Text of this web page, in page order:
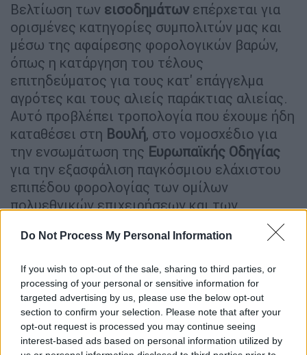
Do Not Process My Personal Information
If you wish to opt-out of the sale, sharing to third parties, or
processing of your personal or sensitive information for
targeted advertising by us, please use the below opt-out
section to confirm your selection. Please note that after your
opt-out request is processed you may continue seeing
interest-based ads based on personal information utilized by
Βελτίωση των εισοδημάτων επέρχεται για
ορισμένες κατηγορίες συμπολιτών μας και
μέσω της αφαίρεσης φορολογικών βαρών,
όπως η κατάργηση του τέλους
επιτηδεύματος για τους κατ' επάγγελμα
αγρότες και τους αλιείς παράκτιας αλιείας.
Αυτό προβλέπει τροπολογία που έχουμε ήδη
καταθέσει στη Βουλή, στο νομοσχέδιο για
την ενσωμάτωση της Ευρωπαϊκής Οδηγίας
για την εξασφάλιση παγκόσμιου ελάχιστου
επιπέδου φορολογίας των ομίλων
πολυεθνικών επιχειρήσεων και των
εγχώριων ομίλων μεγάλης κλίμακας στην ΕΕ.
Η απαλλαγή αφορά τα φορολογικά έτη 2019
να στηρίξουμε αυτές τις επαγγελματικές
ομάδες και μαζί τον πρωτογενή τομέα της
οικονομίας μας.